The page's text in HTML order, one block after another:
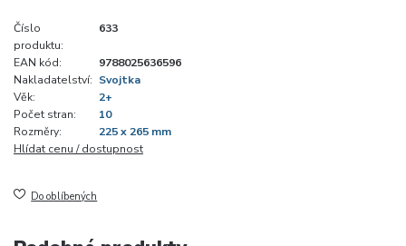
Číslo
produktu:
633
EAN kód:
9788025636596
Nakladatelství: Svojtka
Věk:
2+
Počet stran:
10
Rozměry:
225 x 265 mm
Hlídat cenu / dostupnost
Do oblíbených